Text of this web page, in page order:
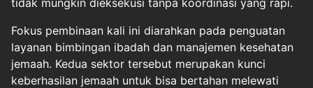
Fokus pembinaan kali ini diarahkan pada penguatan
layanan bimbingan ibadah dan manajemen kesehatan
jemaah. Kedua sektor tersebut merupakan kunci
keberhasilan jemaah untuk bisa bertahan melewati